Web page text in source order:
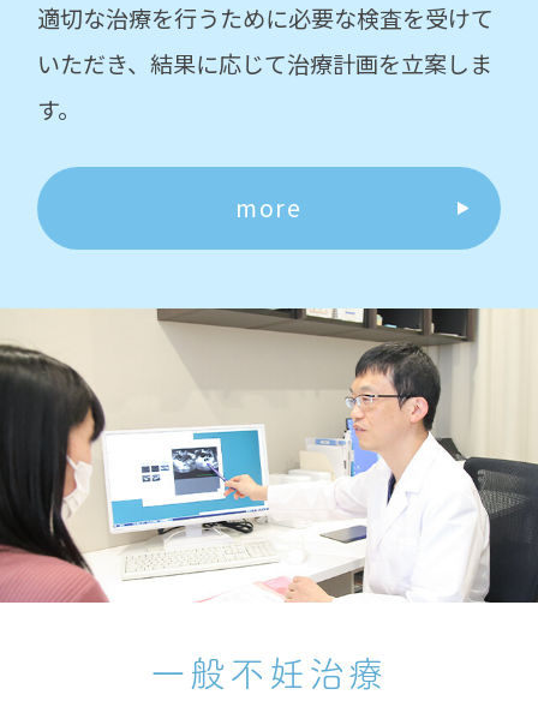
適切な治療を行うために必要な検査を受けて
いただき、結果に応じて治療計画を立案しま
す。
more
一般不妊治療